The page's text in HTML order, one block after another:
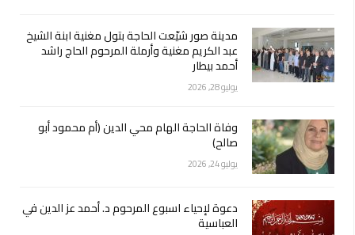
مدينة صور شيّعت الحاجة بتول مغنية ابنة الشيخ
عبد الكريم مغنية وأرملة المرحوم الحاج راشد
أحمد بيطار
يوليو 28, 2026
وفاة الحاجة الهام محي الدين (أم محمود أبو
صالح)
يوليو 24, 2026
دعوة لإحياء اسبوع المرحوم د. أحمد عز الدين في
العباسية